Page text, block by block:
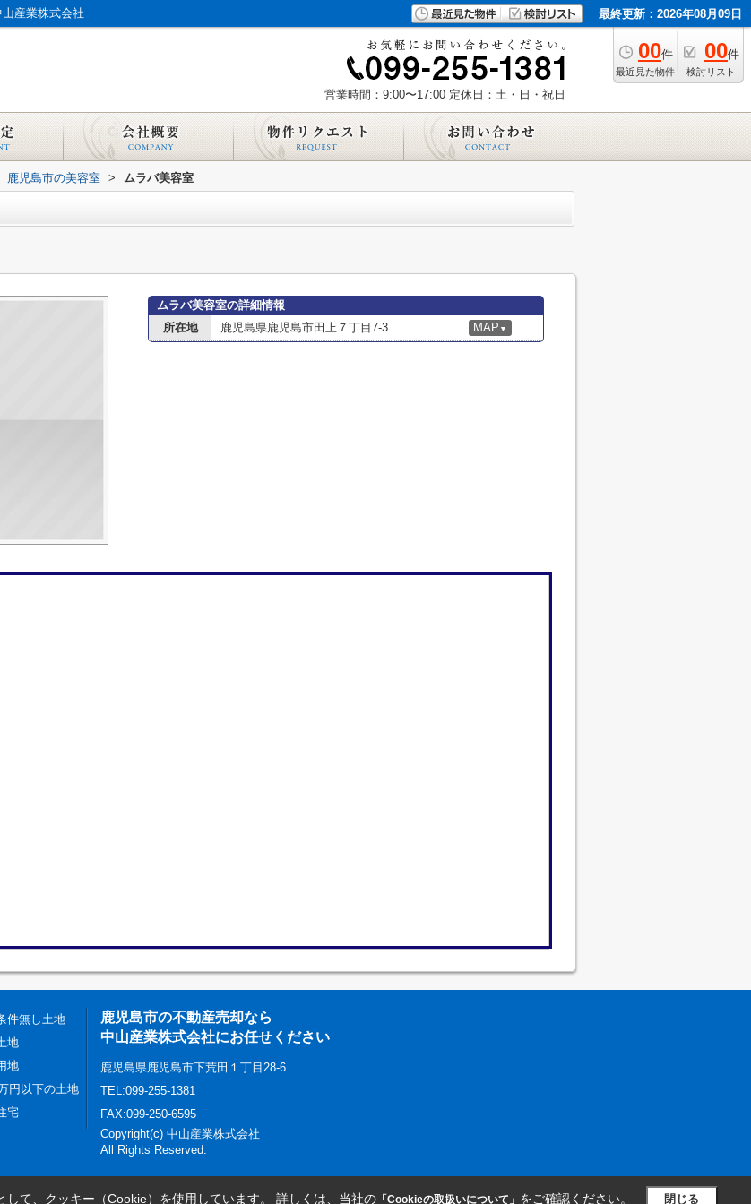
産業株式会社 最終更新：2026年08月09日
00件
最近見た物件
00件
検討リスト
営業時間：9:00〜17:00 定休日：土・日・祝日
鹿児島市の美容室 > ムラバ美容室
ムラバ美容室の詳細情報
所在地
鹿児島県鹿児島市田上７丁目7-3 MAP ▼
件無し土地
地
地
円以下の土地
宅
鹿児島市の不動産売却なら
中山産業株式会社にお任せください
鹿児島県鹿児島市下荒田１丁目28-6
TEL:099-255-1381
FAX:099-250-6595
Copyright(c) 中山産業株式会社
All Rights Reserved.
て、クッキー（Cookie）を使用しています。 詳しくは、当社の「Cookieの取扱いについて」 をご確認ください。 閉じる